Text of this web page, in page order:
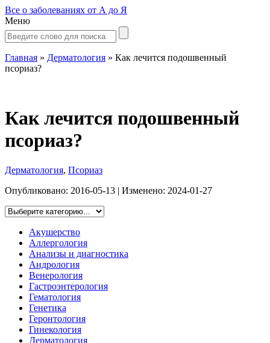
Все о заболеваниях от А до Я
Меню
Главная » Дерматология » Как лечится подошвенный
псориаз?
Как лечится подошвенный
псориаз?
Дерматология, Псориаз
Опубликовано: 2016-05-13 | Изменено: 2024-01-27
Акушерство
Аллергология
Анализы и диагностика
Андрология
Венерология
Гастроэнтерология
Гематология
Генетика
Геронтология
Гинекология
Дерматология